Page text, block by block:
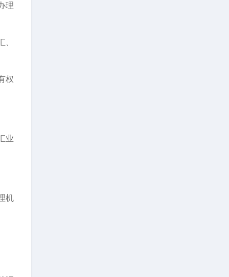
理
权
业
机